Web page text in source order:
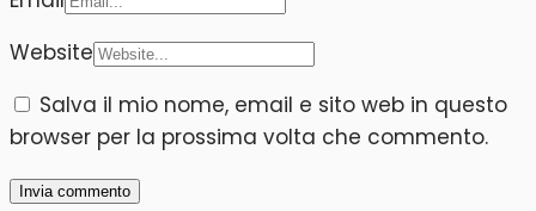
Website
Salva il mio nome, email e sito web in questo
browser per la prossima volta che commento.